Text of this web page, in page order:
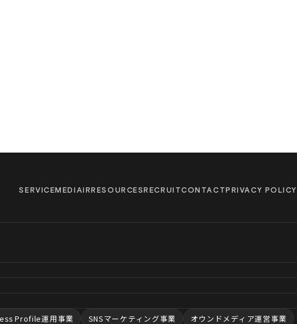
SERVICEMEDIAIRRESOURCESRECRUITCONTACTPRIVACY POLICY
Profile運用事業 SNSマーケティング事業
オウンドメディア運営事業